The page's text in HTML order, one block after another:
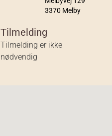
3370 Melby
Tilmelding
Tilmelding er ikke
nødvendig